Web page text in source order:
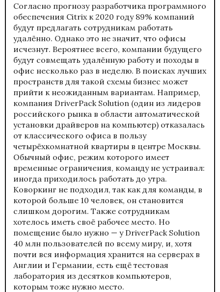
Согласно прогнозу разработчика программного
обеспечения Citrix к 2020 году 89% компаний
будут предлагать сотрудникам работать
удалённо. Однако это не значит, что офисы
исчезнут. Вероятнее всего, компании будущего
будут совмещать удалённую работу и походы в
офис несколько раз в неделю. В поисках лучших
пространств для такой схемы бизнес может
прийти к неожиданным вариантам. Например,
компания DriverPack Solution (один из лидеров
российского рынка в области автоматической
установки драйверов на компьютер) отказалась
от классического офиса в пользу
четырёхкомнатной квартиры в центре Москвы.
Обычный офис, режим которого имеет
временные ограничения, команду не устраивал:
иногда приходилось работать до утра.
Коворкинг не подходил, так как для команды, в
которой больше 10 человек, он становится
слишком дорогим. Также сотрудникам
хотелось иметь своё рабочее место. Но
помещение было нужно — у DriverPack Solution
40 млн пользователей по всему миру, и, хотя
почти вся информация хранится на серверах в
Англии и Германии, есть ещё тестовая
лаборатория из десятков компьютеров,
которым тоже нужно место.